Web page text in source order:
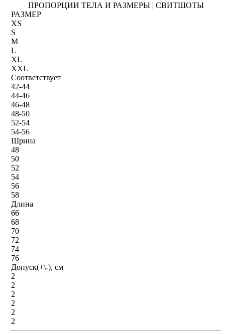
ПРОПОРЦИИ ТЕЛА И РАЗМЕРЫ | СВИТШОТЫ
РАЗМЕР
XS
S
M
L
XL
XXL
Соответствует
42-44
44-46
46-48
48-50
52-54
54-56
Шрина
48
50
52
54
56
58
Длина
66
68
70
72
74
76
Допуск(+\-), см
2
2
2
2
2
2